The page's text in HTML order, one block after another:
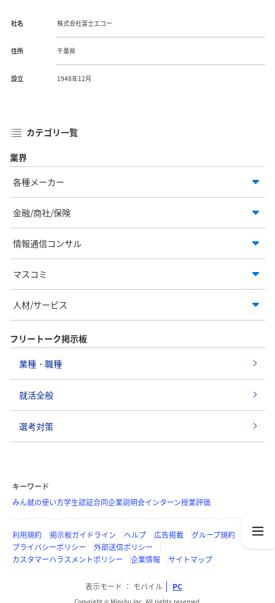
社名 株式会社富士エコー
住所 千葉県
設立 1948年12月
カテゴリ一覧
業界
各種メーカー
金融/商社/保険
情報通信コンサル
マスコミ
人材/サービス
フリートーク掲示板
業種・職種
就活全般
選考対策
キーワード
みん就の使い方学生認証合同企業説明会インターン授業評価
利用規約 掲示板ガイドライン ヘルプ 広告掲載
グループ規約
プライバシーポリシー
外部送信ポリシー
カスタマーハラスメントポリシー
企業情報 サイトマップ
表示モード モバイル PC